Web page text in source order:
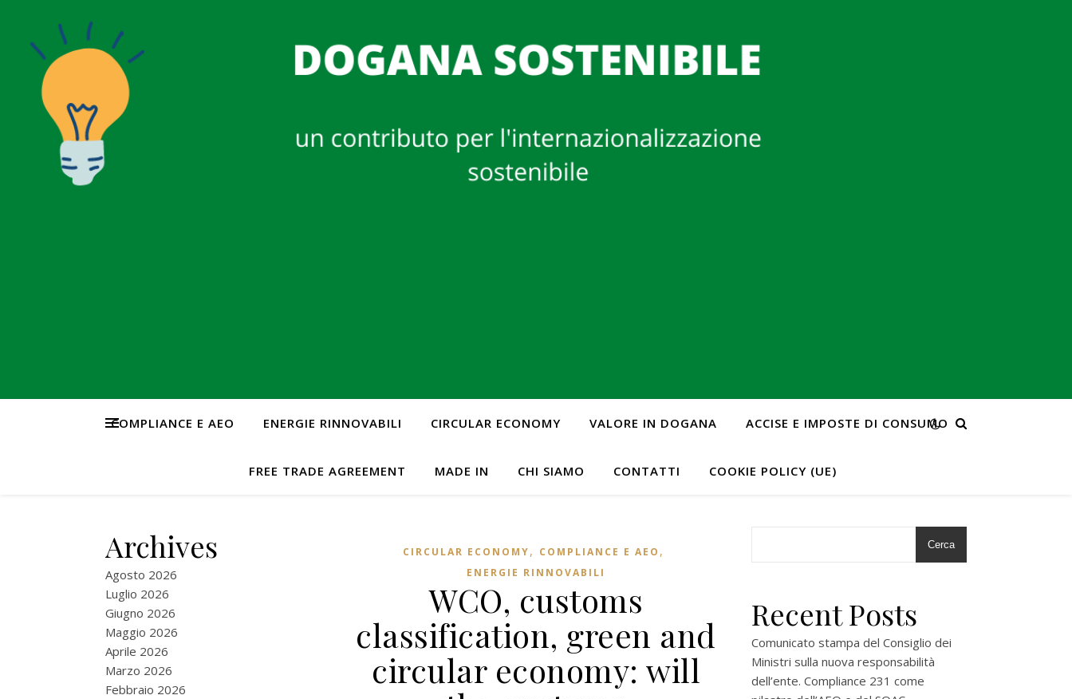
COMPLIANCE E AEO ENERGIE RINNOVABILI CIRCULAR ECONOMY VALORE IN DOGANA ACCISE E IMPOSTE DI CONSUMO
FREE TRADE AGREEMENT MADE IN CHI SIAMO CONTATTI COOKIE POLICY (UE)
Archives
Agosto 2026
Luglio 2026
Giugno 2026
Maggio 2026
Aprile 2026
Marzo 2026
Febbraio 2026
CIRCULAR ECONOMY, COMPLIANCE E AEO ,
ENERGIE RINNOVABILI
WCO, customs
classification, green and
circular economy: will
Cerca
Recent Posts
Comunicato stampa del Consiglio dei
Ministri sulla nuova responsabilità
dell’ente. Compliance 231 come